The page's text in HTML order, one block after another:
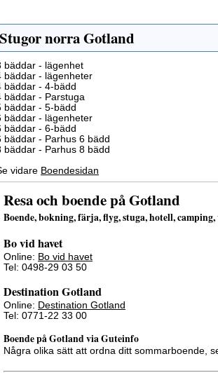
Stugor norra Gotland
bäddar - lägenhet
bäddar - lägenheter
bäddar - 4-bädd
bäddar - Parstuga
bäddar - 5-bädd
bäddar - lägenheter
bäddar - 6-bädd
bäddar - Parhus 6 bädd
bäddar - Parhus 8 bädd
vidare Boendesidan
Resa och boende på Gotland
Boende, bokning, färja, flyg, stuga, hotell,
Bo vid havet
Online: Bo vid havet
Tel: 0498-29 03 50
Destination Gotland
Online: Destination Gotland
Tel: 0771-22 33 00
Boende på Gotland via Guteinfo
Några olika sätt att ordna ditt sommarboende,